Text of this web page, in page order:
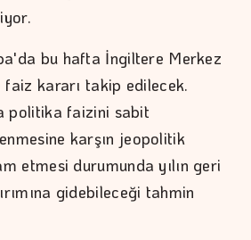
bu hafta İngiltere Merkez
faiz kararı takip edilecek.
politika faizini sabit
karşın jeopolitik
etmesi durumunda yılın geri
gidebileceği tahmin